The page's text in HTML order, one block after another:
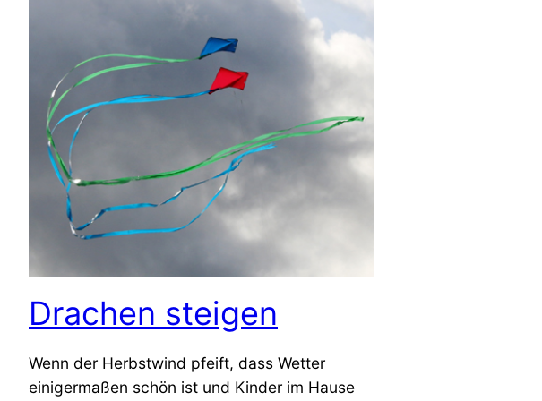
Drachen steigen
Wenn der Herbstwind pfeift, dass Wetter
einigermaßen schön ist und Kinder im Hause